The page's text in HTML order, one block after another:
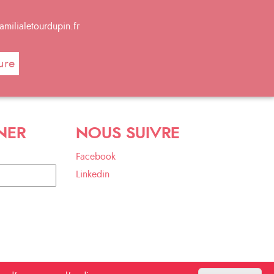
NOUS SUIVRE
Facebook
Linkedin